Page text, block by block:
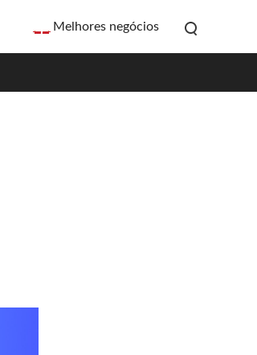
Melhores negócios